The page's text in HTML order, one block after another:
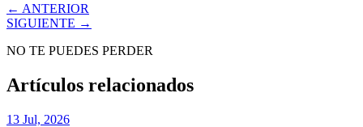
← ANTERIOR
SIGUIENTE →
NO TE PUEDES PERDER
Artículos relacionados
13 Jul, 2026